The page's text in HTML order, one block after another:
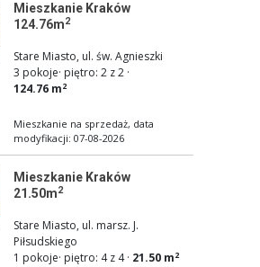
Mieszkanie Kraków
124.76m2
Stare Miasto, ul. św. Agnieszki
3 pokoje· piętro: 2 z 2 ·
124.76 m2
Mieszkanie na sprzedaż, data
modyfikacji: 07-08-2026
Mieszkanie Kraków
21.50m2
Stare Miasto, ul. marsz. J.
Piłsudskiego
1 pokoje· piętro: 4 z 4· 21.50 m2